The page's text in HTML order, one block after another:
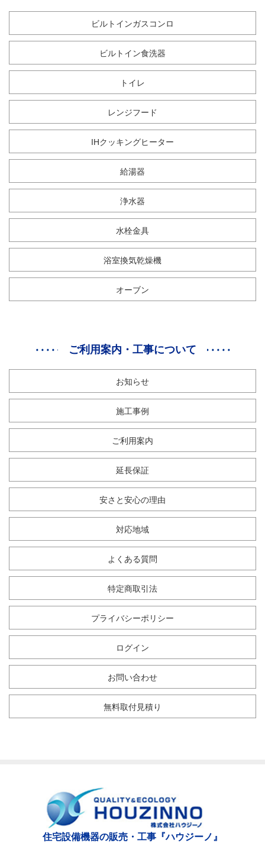
ビルトインガスコンロ
ビルトイン食洗器
トイレ
レンジフード
IHクッキングヒーター
給湯器
浄水器
水栓金具
浴室換気乾燥機
オーブン
ご利用案内・工事について
お知らせ
施工事例
ご利用案内
延長保証
安さと安心の理由
対応地域
よくある質問
特定商取引法
プライバシーポリシー
ログイン
お問い合わせ
無料取付見積り
住宅設備機器の販売・工事『ハウジーノ』